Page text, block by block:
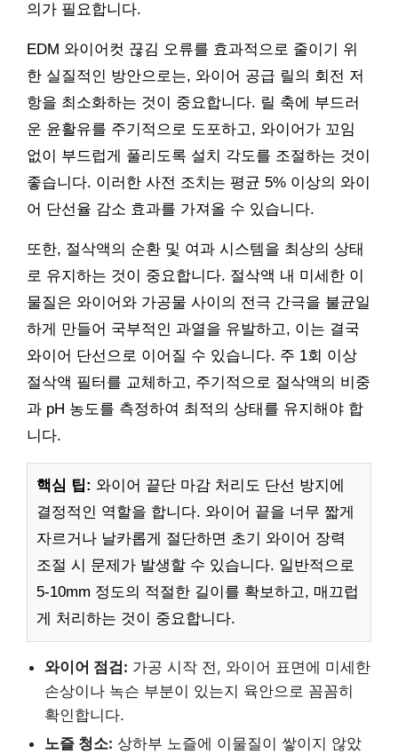
의가 필요합니다.
EDM 와이어컷 끊김 오류를 효과적으로 줄이기 위
한 실질적인 방안으로는, 와이어 공급 릴의 회전 저
항을 최소화하는 것이 중요합니다. 릴 축에 부드러
운 윤활유를 주기적으로 도포하고, 와이어가 꼬임
없이 부드럽게 풀리도록 설치 각도를 조절하는 것이
좋습니다. 이러한 사전 조치는 평균 5% 이상의 와이
어 단선율 감소 효과를 가져올 수 있습니다.
또한, 절삭액의 순환 및 여과 시스템을 최상의 상태
로 유지하는 것이 중요합니다. 절삭액 내 미세한 이
물질은 와이어와 가공물 사이의 전극 간극을 불균일
하게 만들어 국부적인 과열을 유발하고, 이는 결국
와이어 단선으로 이어질 수 있습니다. 주 1회 이상
절삭액 필터를 교체하고, 주기적으로 절삭액의 비중
과 pH 농도를 측정하여 최적의 상태를 유지해야 합
니다.
핵심 팁: 와이어 끝단 마감 처리도 단선 방지에
결정적인 역할을 합니다. 와이어 끝을 너무 짧게
자르거나 날카롭게 절단하면 초기 와이어 장력
조절 시 문제가 발생할 수 있습니다. 일반적으로
5-10mm 정도의 적절한 길이를 확보하고, 매끄럽
게 처리하는 것이 중요합니다.
와이어 점검: 가공 시작 전, 와이어 표면에 미세한
손상이나 녹슨 부분이 있는지 육안으로 꼼꼼히
확인합니다.
노즐 청소: 상하부 노즐에 이물질이 쌓이지 않았